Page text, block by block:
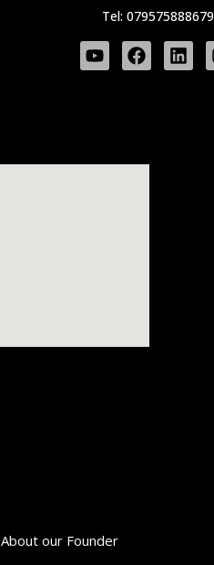
Tel: 079575888679
About our Founder